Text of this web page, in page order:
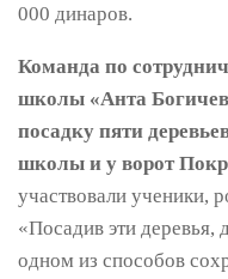
000 динаров.
Команда по
школы «Анта
посадку пяти
школы и у ворот
участвовали ученики,
«Посадив эти деревья,
одном из способов